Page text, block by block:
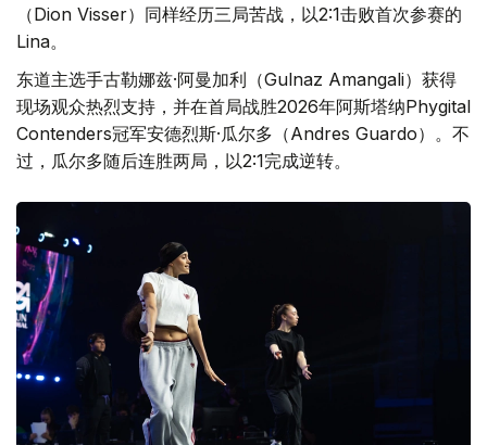
（Dion Visser）同样经历三局苦战，以2:1击败首次参赛的
Lina。
东道主选手古勒娜兹·阿曼加利（Gulnaz Amangali）获得
现场观众热烈支持，并在首局战胜2026年阿斯塔纳Phygital
Contenders冠军安德烈斯·瓜尔多（Andres Guardo）。不
过，瓜尔多随后连胜两局，以2:1完成逆转。